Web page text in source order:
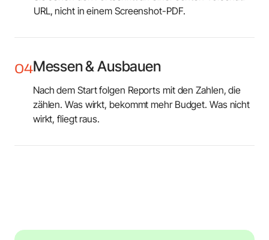
URL, nicht in einem Screenshot-PDF.
04Messen & Ausbauen
Nach dem Start folgen Reports mit den Zahlen, die
zählen. Was wirkt, bekommt mehr Budget. Was nicht
wirkt, fliegt raus.